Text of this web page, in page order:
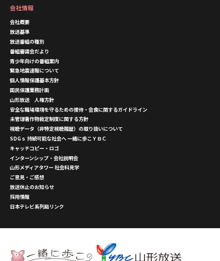
会社情報
会社概要
放送基準
放送番組の種別
番組審議会だより
青少年向けの番組案内
緊急地震速報について
個人情報保護基本方針
国民保護業務計画
山形放送 人権方針
安全な職場環境を守るための接待・会食に関するガイドライン
未管理著作物裁定制度に関する方針
視聴データ（非特定視聴履歴）の取り扱いについて
SDGｓ 持続可能な社会へ 一緒に歩こＹＢＣ
キャッチコピー・ロゴ
インターンシップ・会社説明会
山形メディアタワー 社会科見学
ご意見・ご感想
放送休止のお知らせ
採用情報
日本テレビ系列局リンク